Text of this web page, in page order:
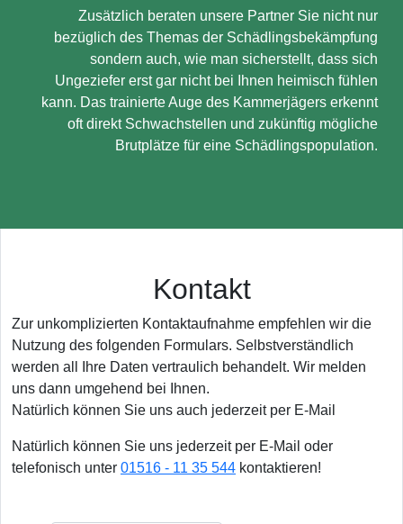
Zusätzlich beraten unsere Partner Sie nicht nur
bezüglich des Themas der Schädlingsbekämpfung
sondern auch, wie man sicherstellt, dass sich
Ungeziefer erst gar nicht bei Ihnen heimisch fühlen
kann. Das trainierte Auge des Kammerjägers erkennt
oft direkt Schwachstellen und zukünftig mögliche
Brutplätze für eine Schädlingspopulation.
Kontakt
Zur unkomplizierten Kontaktaufnahme empfehlen wir die
Nutzung des folgenden Formulars. Selbstverständlich
werden all Ihre Daten vertraulich behandelt. Wir melden
uns dann umgehend bei Ihnen.
Natürlich können Sie uns auch jederzeit per E-Mail
Natürlich können Sie uns jederzeit per E-Mail oder
telefonisch unter 01516 - 11 35 544 kontaktieren!